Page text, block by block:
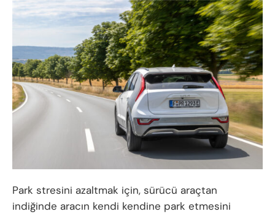
Park stresini azaltmak için, sürücü araçtan
indiğinde aracın kendi kendine park etmesini